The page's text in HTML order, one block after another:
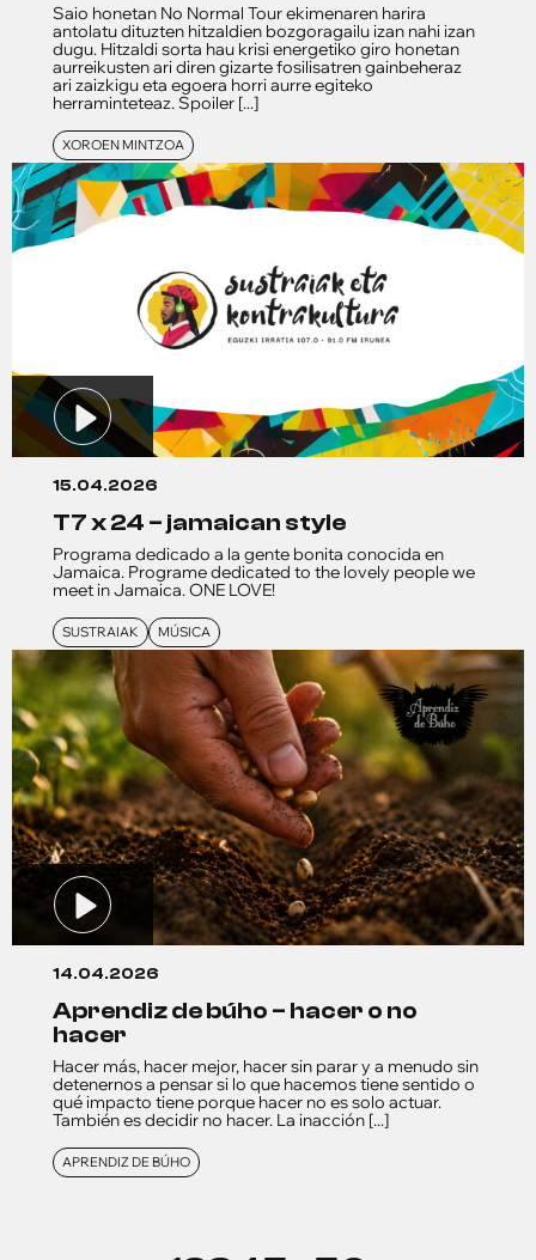
Saio honetan No Normal Tour ekimenaren harira
antolatu dituzten hitzaldien bozgoragailu izan nahi izan
dugu. Hitzaldi sorta hau krisi energetiko giro honetan
aurreikusten ari diren gizarte fosilisatren gainbeheraz
ari zaizkigu eta egoera horri aurre egiteko
herraminteteaz. Spoiler [...]
XOROEN MINTZOA
15.04.2026
t7 x 24 – jamaican style
Programa dedicado a la gente bonita conocida en
Jamaica. Programe dedicated to the lovely people we
meet in Jamaica. ONE LOVE!
SUSTRAIAK MÚSICA
14.04.2026
aprendiz de búho – hacer o no
hacer
Hacer más, hacer mejor, hacer sin parar y a menudo sin
detenernos a pensar si lo que hacemos tiene sentido o
qué impacto tiene porque hacer no es solo actuar.
También es decidir no hacer. La inacción [...]
APRENDIZ DE BÚHO